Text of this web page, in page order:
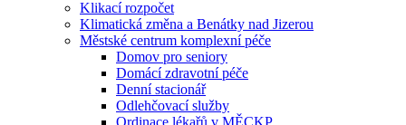
Klikací rozpočet
Klimatická změna a Benátky nad Jizerou
Městské centrum komplexní péče
Domov pro seniory
Domácí zdravotní péče
Denní stacionář
Odlehčovací služby
Ordinace lékařů v MĚCKP